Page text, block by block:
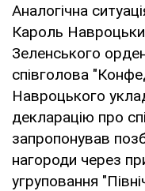
Аналогічна
Кароль
Зеленського
співголова
Навроцького
декларацію про
запропонував
нагороди через
угруповання